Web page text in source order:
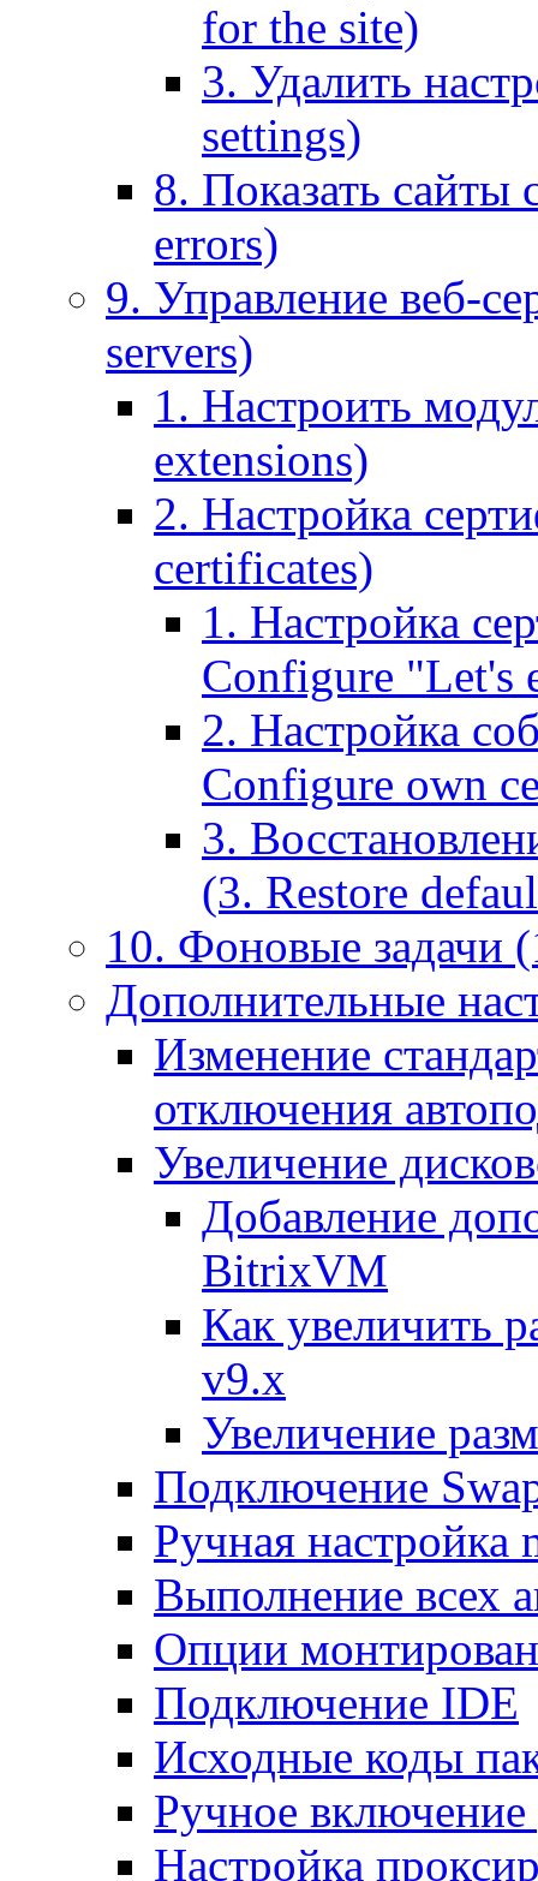
for the site)
3. Удалить
settings)
8. Показать
errors)
9. Управление веб-
servers)
1. Настроить
extensions)
2. Настройка
certificates)
1. Настройка
Configure "Let's
2. Настройка
Configure own
3.
(3. Restore
10. Фоновые задачи
Дополнительные
Изменение
отключения
Увеличение
Добавление
BitrixVM
Как увеличить
v9.x
Увеличение
Подключение
Ручная настройка
Выполнение всех
Опции
Подключение IDE
Исходные коды
Ручное
Настройка